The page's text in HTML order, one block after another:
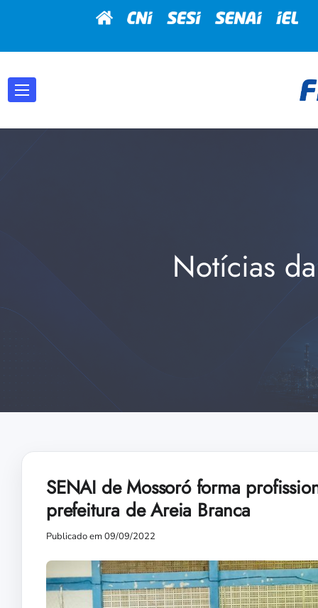
Notícias
SENAI de Mossoró forma
prefeitura de Areia Branca
Publicado em 09/09/2022